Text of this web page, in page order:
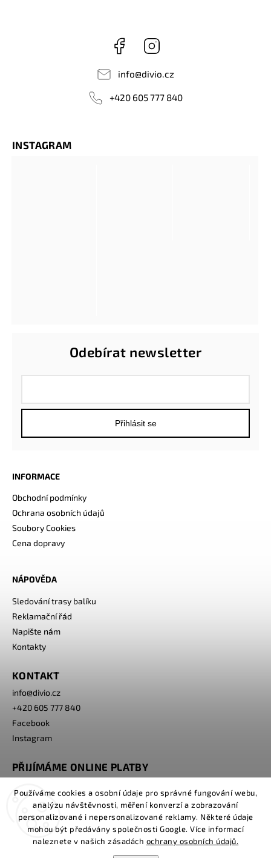
Používáme cookies a osobní údaje pro správné fungování webu,
analýzu návštěvnosti, měření konverzí a zobrazování
personalizované i nepersonalizované reklamy. Některé údaje
mohou být předávány společnosti Google. Více informací
naleznete v našich zásadách ochrany osobních údajů.
Facebook
info@divio.cz
+420 605 777 840
INFORMACE
Obchodní podmínky
Ochrana osobních údajů
Soubory Cookies
Cena dopravy
NÁPOVĚDA
Sledování trasy balíku
Reklamační řád
Napište nám
Kontakty
INSTAGRAM
Odebírat newsletter
Přihlásit se
KONTAKT
info@divio.cz
+420 605 777 840
Facebook
Instagram
PŘIJÍMÁME ONLINE PLATBY